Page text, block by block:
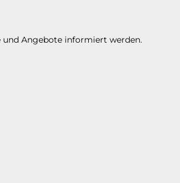
und Angebote informiert werden.